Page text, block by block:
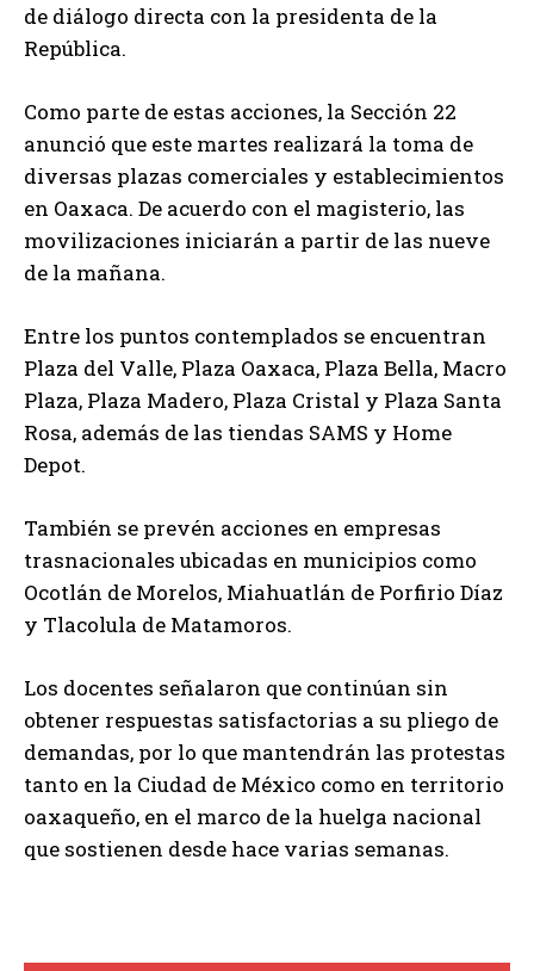
de diálogo directa con la presidenta de la
República.
Como parte de estas acciones, la Sección 22
anunció que este martes realizará la toma de
diversas plazas comerciales y establecimientos
en Oaxaca. De acuerdo con el magisterio, las
movilizaciones iniciarán a partir de las nueve
de la mañana.
Entre los puntos contemplados se encuentran
Plaza del Valle, Plaza Oaxaca, Plaza Bella, Macro
Plaza, Plaza Madero, Plaza Cristal y Plaza Santa
Rosa, además de las tiendas SAMS y Home
Depot.
También se prevén acciones en empresas
trasnacionales ubicadas en municipios como
Ocotlán de Morelos, Miahuatlán de Porfirio Díaz
y Tlacolula de Matamoros.
Los docentes señalaron que continúan sin
obtener respuestas satisfactorias a su pliego de
demandas, por lo que mantendrán las protestas
tanto en la Ciudad de México como en territorio
oaxaqueño, en el marco de la huelga nacional
que sostienen desde hace varias semanas.